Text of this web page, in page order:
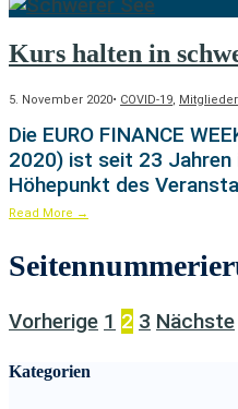
Kurs halten in
5. November 2020• COVID-19 Mitglieder
Die EURO FINANCE
2020) ist seit 23 Jahren
Höhepunkt des
Read More →
Vorherige 1 2 3 Nächste
Kategorien